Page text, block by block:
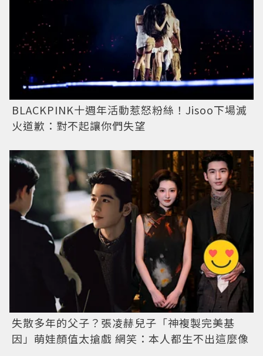
BLACKPINK十週年活動惹怒粉絲！Jisoo下場滅
火道歉：對不起讓你們失望
失散多年的父子？張凌赫兒子「神複製完美基
因」萌娃顏值太搶戲 網笑：本人都生不出這麼像